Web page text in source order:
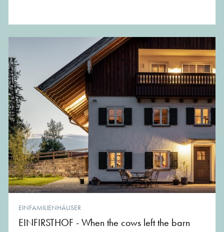
EINFAMILIENHÄUSER
EINFIRSTHOF - When the cows left the barn